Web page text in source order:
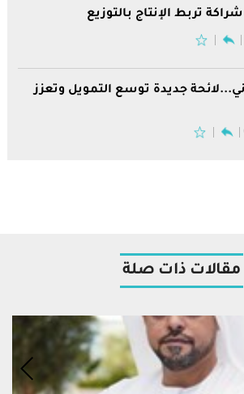
تربط الإنتاج بالتوزيع
جديدة توسع التمويل وتعزز
مقالات ذات صلة